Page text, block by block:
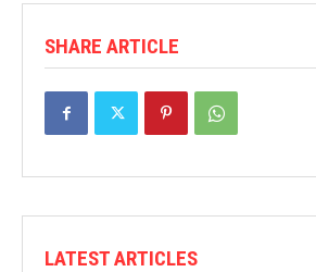
SHARE ARTICLE
LATEST ARTICLES